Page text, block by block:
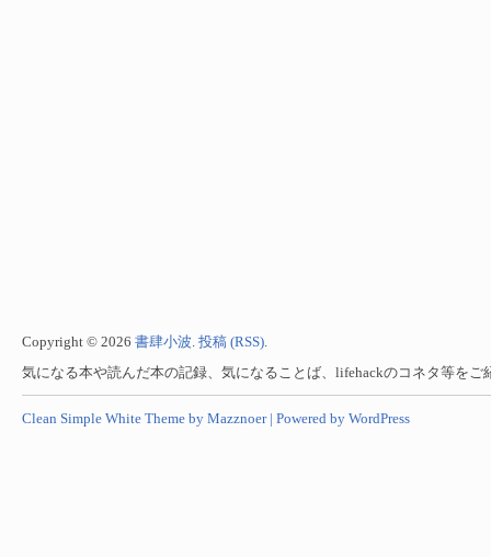
Copyright © 2026 書肆小波. 投稿 (RSS).
気になる本や読んだ本の記録、気になることば、lifehackのコネタ等をご
Clean Simple White Theme by Mazznoer | Powered by WordPress